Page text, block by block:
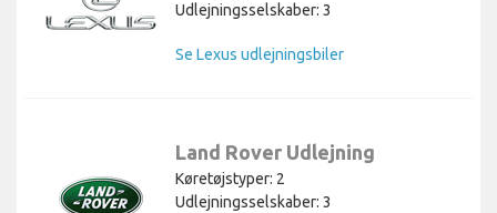
Udlejningsselskaber: 3
Se Lexus udlejningsbiler
Land Rover Udlejning
Køretøjstyper: 2
Udlejningsselskaber: 3